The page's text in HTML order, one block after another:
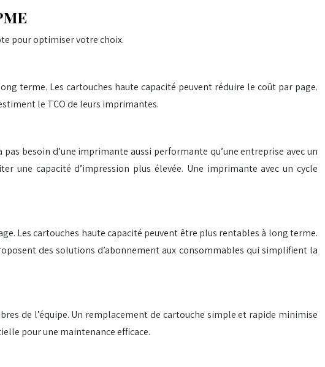
pour optimiser votre choix.
terme. Les cartouches haute capacité peuvent réduire le coût par page.
le TCO de leurs imprimantes.
besoin d’une imprimante aussi performante qu’une entreprise avec un
une capacité d’impression plus élevée. Une imprimante avec un cycle
Les cartouches haute capacité peuvent être plus rentables à long terme.
des solutions d’abonnement aux consommables qui simplifient la
de l’équipe. Un remplacement de cartouche simple et rapide minimise
pour une maintenance efficace.